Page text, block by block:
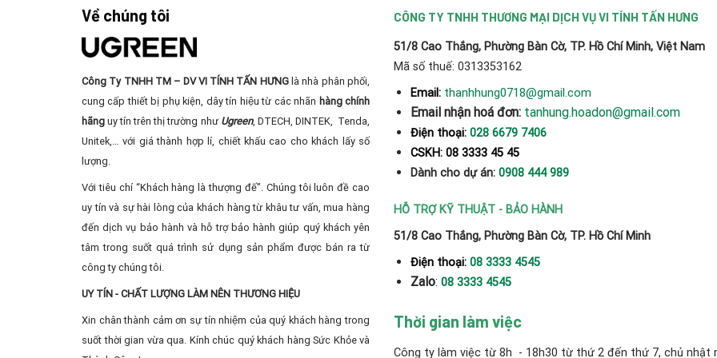
Về chúng tôi
Công Ty TNHH TM – DV VI TÍNH TẤN HƯNGlà nhà phân phối,
cung cấp thiết bị phụ kiện, dây tín hiệu từ các nhãn hàng chính
hãng uy tín trên thị trường như Ugreen, DTECH, DINTEK, Tenda,
Unitek,… với giá thành hợp lí, chiết khấu cao cho khách lấy số
lượng.
Với tiêu chí “Khách hàng là thượng đế”. Chúng tôi luôn đề cao
uy tín và sự hài lòng của khách hàng từ khâu tư vấn, mua hàng
đến dịch vụ bảo hành và hỗ trợ bảo hành giúp quý khách yên
tâm trong suốt quá trình sử dụng sản phẩm được bán ra từ
công ty chúng tôi.
UY TÍN - CHẤT LƯỢNG LÀM NÊN THƯƠNG HIỆU
Xin chân thành cảm ơn sự tín nhiệm của quý khách hàng trong
suốt thời gian vừa qua. Kính chúc quý khách hàng Sức Khỏe và
CÔNG TY TNHH THƯƠNG MẠI DỊCH VỤ VI TÍNH TẤN HƯNG
51/8 Cao Thắng, Phường Bàn Cờ, TP. Hồ Chí Minh, Việt Nam
Mã số thuế: 0313353162
Email: thanhhung0718@gmail.com
Email nhận hoá đơn: tanhung.hoadon@gmail.com
Điện thoại: 028 6679 7406
CSKH: 08 3333 45 45
Dành cho dự án: 0908 444 989
HỖ TRỢ KỸ THUẬT - BẢO HÀNH
51/8 Cao Thắng, Phường Bàn Cờ, TP. Hồ Chí Minh
Điện thoại: 08 3333 4545
Zalo: 08 3333 4545
Thời gian làm việc
Công ty làm việc từ 8h - 18h30 từ thứ 2 đến thứ 7, chủ nhật